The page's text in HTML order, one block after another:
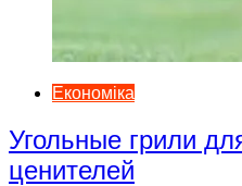
Економіка
Угольные грили
ценителей